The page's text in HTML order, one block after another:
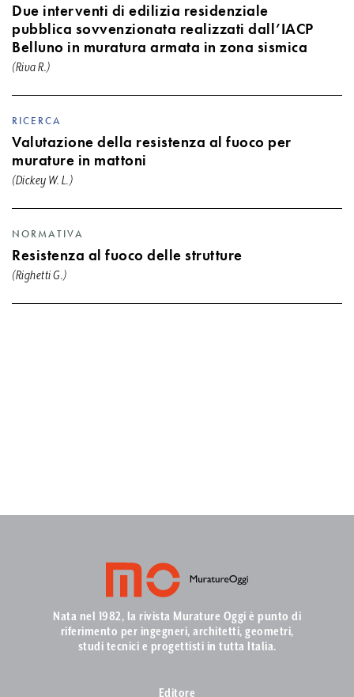
Due interventi di edilizia residenziale
pubblica sovvenzionata realizzati dall’IACP
Belluno in muratura armata in zona sismica
(Riva R.)
RICERCA
Valutazione della resistenza al fuoco per
murature in mattoni
(Dickey W. L.)
NORMATIVA
Resistenza al fuoco delle strutture
(Righetti G.)
Nata nel 1982, la rivista Murature Oggi è punto di
riferimento per ingegneri, architetti, geometri,
studi tecnici e progettisti in tutta Italia.
Editore